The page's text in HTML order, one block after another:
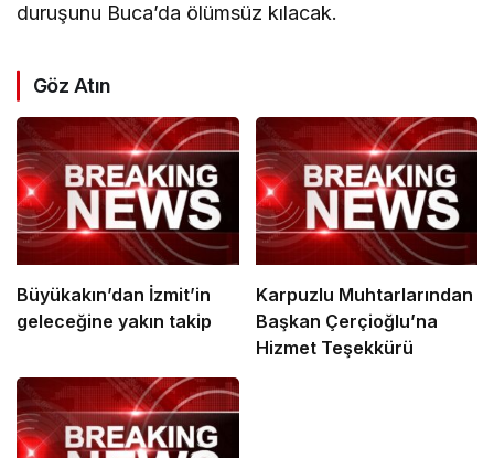
duruşunu Buca’da ölümsüz kılacak.
Göz Atın
Büyükakın’dan İzmit’in
geleceğine yakın takip
Karpuzlu Muhtarlarından
Başkan Çerçioğlu’na
Hizmet Teşekkürü